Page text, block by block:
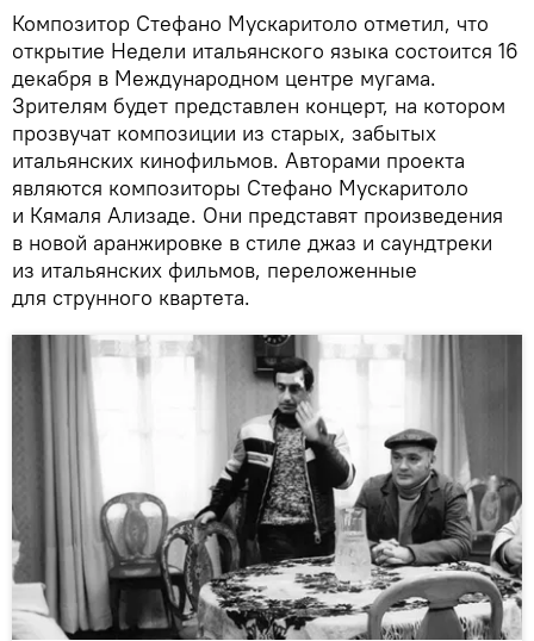
Композитор Стефано Мускаритоло отметил, что
открытие Недели итальянского языка состоится 16
декабря в Международном центре мугама.
Зрителям будет представлен концерт, на котором
прозвучат композиции из старых, забытых
итальянских кинофильмов. Авторами проекта
являются композиторы Стефано Мускаритоло
и Кямаля Ализаде. Они представят произведения
в новой аранжировке в стиле джаз и саундтреки
из итальянских фильмов, переложенные
для струнного квартета.